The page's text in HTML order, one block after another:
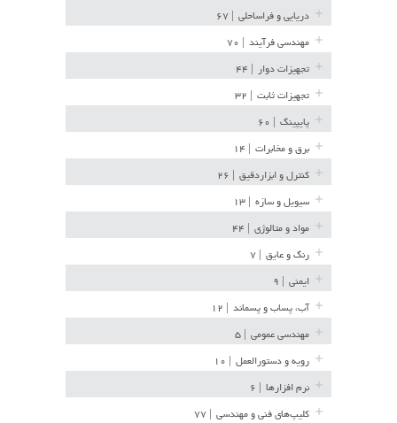
دریایی و فراساحلی
مهندسی فرآیند
تجهیزات دوار
تجهیزات ثابت
پایپینگ
برق و مخابرات
کنترل و ابزاردقیق
سیویل و سازه
مواد و متالوژی
رنگ و عایق
ایمنی
آب، پساب و پسماند
مهندسی عمومی
رویه و دستورالعمل
نرم افزارها
کلیپ‌های فنی و مهندسی